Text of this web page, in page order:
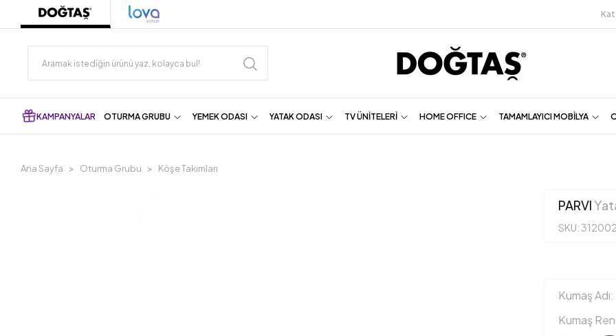
KAMPANYALAR OTURMA GRUBU YEMEK ODASI YATAK ODASI TV ÜNİTELERİ HOME OFFICE TAMAMLAYICI MOBİLYA
Ana Sayfa Oturma Grubu Köşe Takımları
PARVI
SKU:
Kumaş Adı:
Kumaş